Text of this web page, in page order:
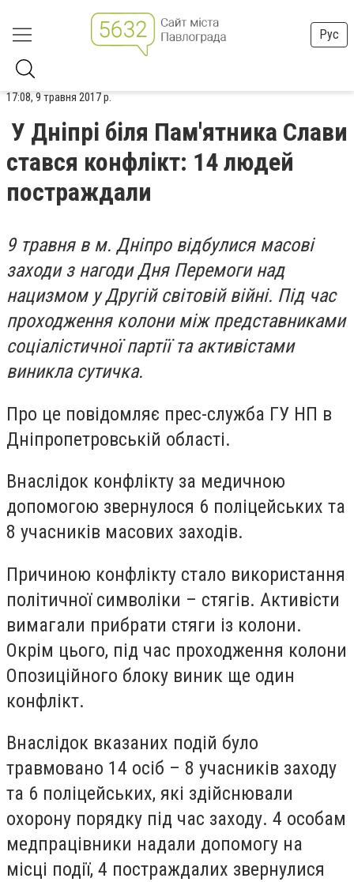
Рус
17:08, 9 травня 2017 р.
У Дніпрі біля Пам'ятника Слави
стався конфлікт: 14 людей
постраждали
9 травня в м. Дніпро відбулися масові
заходи з нагоди Дня Перемоги над
нацизмом у Другій світовій війні. Під час
проходження колони між представниками
соціалістичної партії та активістами
виникла сутичка.
Про це повідомляє прес-служба ГУ НП в
Дніпропетровській області.
Внаслідок конфлікту за медичною
допомогою звернулося 6 поліцейських та
8 учасників масових заходів.
Причиною конфлікту стало використання
політичної символіки – стягів. Активісти
вимагали прибрати стяги із колони.
Окрім цього, під час проходження колони
Опозиційного блоку виник ще один
конфлікт.
Внаслідок вказаних подій було
травмовано 14 осіб – 8 учасників заходу
та 6 поліцейських, які здійснювали
охорону порядку під час заходу. 4 особам
медпрацівники надали допомогу на
місці події, 4 постраждалих звернулися